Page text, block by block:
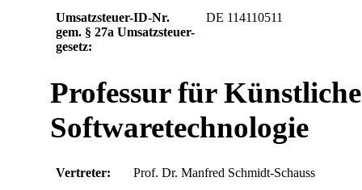
Umsatzsteuer-ID-Nr.
gem. § 27a Umsatzsteuer-
gesetz:
DE 114110511
Professur für
Softwaretechnologie
Vertreter:
Prof. Dr. Manfred Schmidt-Schauss